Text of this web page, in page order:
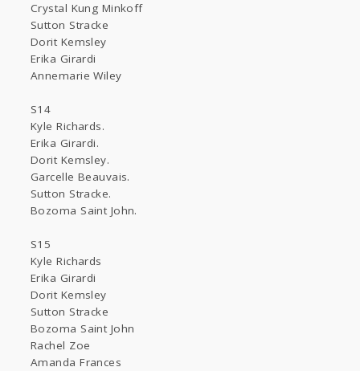
Crystal Kung Minkoff
Sutton Stracke
Dorit Kemsley
Erika Girardi
Annemarie Wiley
S14
Kyle Richards.
Erika Girardi.
Dorit Kemsley.
Garcelle Beauvais.
Sutton Stracke.
Bozoma Saint John.
S15
Kyle Richards
Erika Girardi
Dorit Kemsley
Sutton Stracke
Bozoma Saint John
Rachel Zoe
Amanda Frances